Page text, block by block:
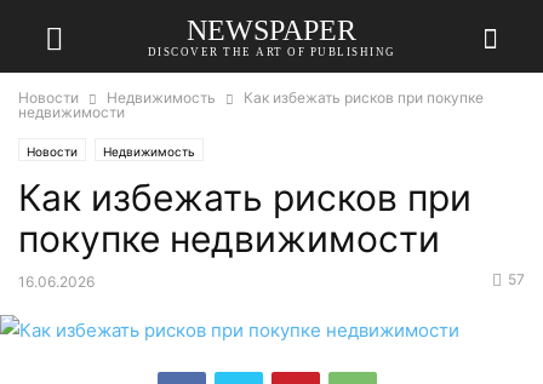
NEWSPAPER
DISCOVER THE ART OF PUBLISHING
Новости Недвижимость
Как избежать рисков при покупке
недвижимости
Новости Недвижимость
Как избежать рисков при
покупке недвижимости
16.06.2026 57